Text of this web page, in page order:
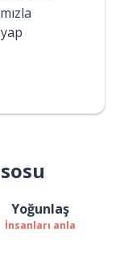
Yoğunlaş
İnsanları anla